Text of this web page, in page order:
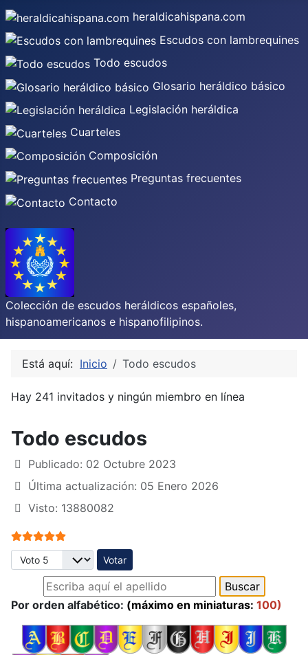
heraldicahispana.com
Escudos con lambrequines
Todo escudos
Glosario heráldico básico
Legislación heráldica
Cuarteles
Composición
Preguntas frecuentes
Contacto
Colección de escudos heráldicos españoles,
hispanoamericanos e hispanofilipinos.
Está aquí: Inicio Todo escudos
Hay 241 invitados y ningún miembro en línea
Todo escudos
Publicado: 02 Octubre 2023
Última actualización: 05 Enero 2026
Visto: 13880082
Ratio:5/5
Por favor, vote
Por orden alfabético: (máximo en miniaturas: 100)